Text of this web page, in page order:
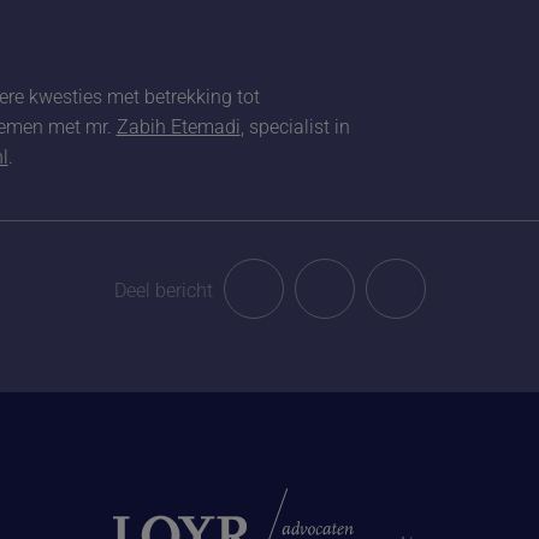
kwesties met betrekking tot
met mr. Zabih Etemadi , specialist in
Deel bericht